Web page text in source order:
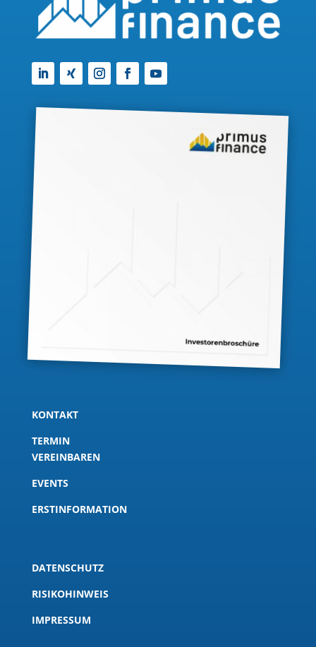
KONTAKT
TERMIN
VEREINBAREN
EVENTS
ERSTINFORMATION
DATENSCHUTZ
RISIKOHINWEIS
IMPRESSUM